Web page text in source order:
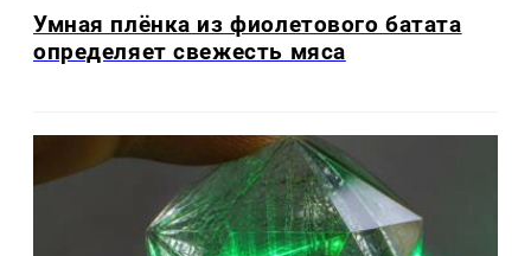
Умная плёнка из фиолетового батата
определяет свежесть мяса